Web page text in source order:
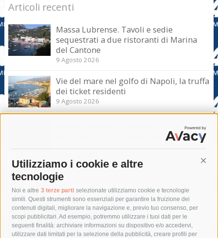
Utilizziamo i cookie e altre
tecnologie
Noi e altre 3 terze parti selezionate utilizziamo cookie e tecnologie
simili. Questi strumenti sono essenziali per garantire la fruizione dei
contenuti digitali, migliorare la navigazione e, previo tuo consenso, per
scopi pubblicitari. Ad esempio, potremmo utilizzare i tuoi dati per le
seguenti finalità: archiviare informazioni su dispositivo e/o accedervi,
utilizzare dati limitati per la selezione della pubblicità, creare profili per
Articoli recenti
Massa Lubrense. Tavoli e sedie
sequestrati a due ristoranti di Marina
del Cantone
9 Agosto 2026
Vie del mare nel golfo di Napoli, la truffa
dei ticket residenti
9 Agosto 2026
Massa Lubrense. Sicurezza in mare
nell’Amp Punta Campanella, incontro
Tag
acqua allerta meteo
anas
area marina protetta di punta campanella
arresto